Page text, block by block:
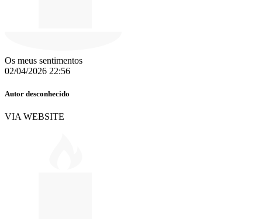
Os meus sentimentos
02/04/2026 22:56
Autor desconhecido
VIA WEBSITE